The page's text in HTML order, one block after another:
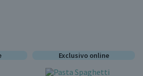
Exclusivo online